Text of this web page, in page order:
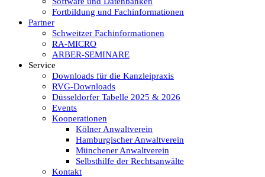
Fortbildung und Fachinformationen
Partner
Schweitzer Fachinformationen
RA-MICRO
ARBER-SEMINARE
Service
Downloads für die Kanzleipraxis
RVG-Downloads
Düsseldorfer Tabelle 2025 & 2026
Events
Kooperationen
Kölner Anwaltverein
Hamburgischer Anwaltverein
Münchener Anwaltverein
Selbsthilfe der Rechtsanwälte
Kontakt